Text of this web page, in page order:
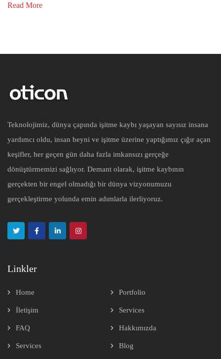
Read More
Teknolojimiz, dünya çapında işitme kaybı yaşayan sayısız insana
yardımcı oldu, insan beyni ve işitme üzerine yaptığımız çığır açan
keşifler, her geçen gün daha fazla imkansızı gerçeğe
dönüştürmemizi sağlıyor. Demant olarak, işitme kaybının
gerçekten bir engel olmadığı bir dünya vizyonumuzu
gerçekleştirme yolunda emin adımlarla ilerliyoruz.
Linkler
Home Portfolio
İletişim Services
FAQ Hakkımızda
Services Blog